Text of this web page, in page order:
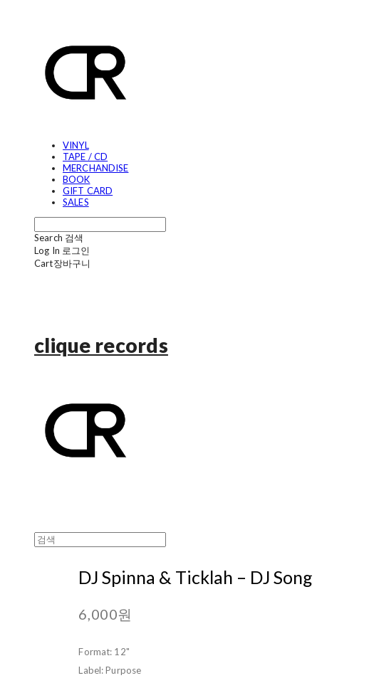
VINYL
TAPE / CD
MERCHANDISE
BOOK
GIFT CARD
SALES
Search 검색
Log In 로그인
Cart장바구니
clique records
DJ Spinna & Ticklah – DJ Song
6,000원
Format: 12"
Label: Purpose